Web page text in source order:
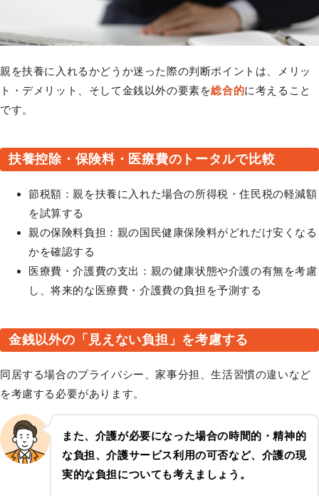
親を扶養に入れるかどうか迷った際の判断ポイントは、メリッ
ト・デメリット、そして金銭以外の要素を総合的に考えること
です。
扶養控除・保険料・医療費のトータルで比較
節税額：親を扶養に入れた場合の所得税・住民税の軽減額
を試算する
親の保険料負担：親の国民健康保険料がどれだけ安くなる
かを確認する
医療費・介護費の支出：親の健康状態や介護の有無を考慮
し、将来的な医療費・介護費の負担を予測する
金銭以外の「見えない負担」を考慮する
同居する場合のプライバシー、家事分担、生活習慣の違いなど
を考慮する必要があります。
また、介護が必要になった場合の時間的・精神的
な負担、介護サービス利用の可否など、介護の現
実的な負担についても考えましょう。